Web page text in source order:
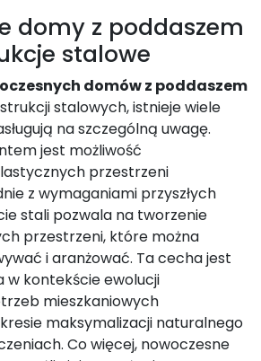
domy z poddaszem
stalowe
domów z poddaszem
stalowych, istnieje wiele
na szczególną uwagę.
jest możliwość
przestrzeni
z wymaganiami przyszłych
stali pozwala na tworzenie
przestrzeni, które można
i aranżować. Ta cecha jest
w kontekście ewolucji
mieszkaniowych
maksymalizacji naturalnego
Co więcej, nowoczesne